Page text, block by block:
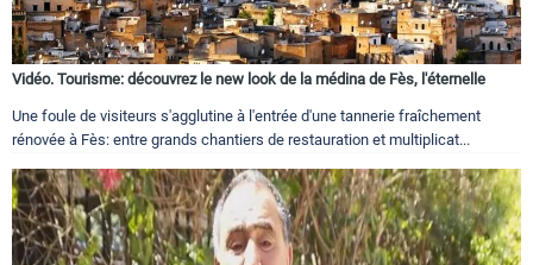
Vidéo. Tourisme: découvrez le new look de la médina de Fès, l'éternelle
Une foule de visiteurs s'agglutine à l'entrée d'une tannerie fraîchement
rénovée à Fès: entre grands chantiers de restauration et multiplicat...